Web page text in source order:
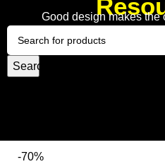
Good design makes the
Search
-70%